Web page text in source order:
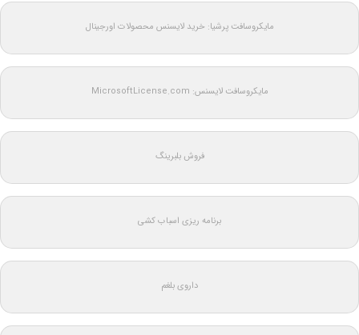
مایکروسافت پرشیا: خرید لایسنس محصولات اورجینال
مایکروسافت لایسنس: MicrosoftLicense.com
فروش بلبرینگ
برنامه ریزی اسباب کشی
داروی بلغم